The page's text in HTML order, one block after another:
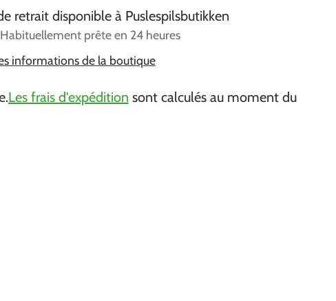
retrait disponible à Puslespilsbutikken
prête en 24 heures
informations de la boutique
Les frais d'expédition sont calculés au moment du